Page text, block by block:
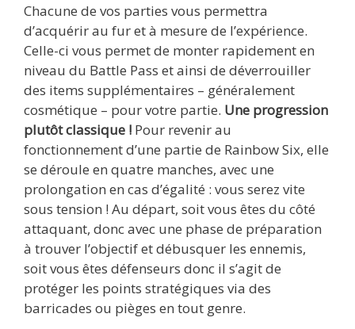
Chacune de vos parties vous permettra
d’acquérir au fur et à mesure de l’expérience.
Celle-ci vous permet de monter rapidement en
niveau du Battle Pass et ainsi de déverrouiller
des items supplémentaires – généralement
cosmétique – pour votre partie. Une progression
plutôt classique ! Pour revenir au
fonctionnement d’une partie de Rainbow Six, elle
se déroule en quatre manches, avec une
prolongation en cas d’égalité : vous serez vite
sous tension ! Au départ, soit vous êtes du côté
attaquant, donc avec une phase de préparation
à trouver l’objectif et débusquer les ennemis,
soit vous êtes défenseurs donc il s’agit de
protéger les points stratégiques via des
barricades ou pièges en tout genre.